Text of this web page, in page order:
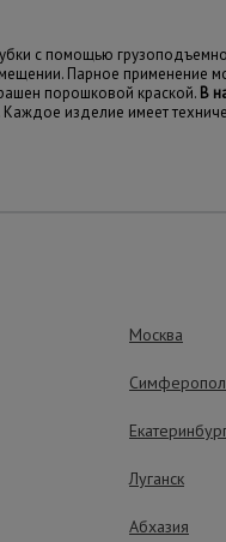
с помощью
Парное применение
порошковой краской. В
Каждое изделие имеет
работа
Москва
Луганск
Абхазия